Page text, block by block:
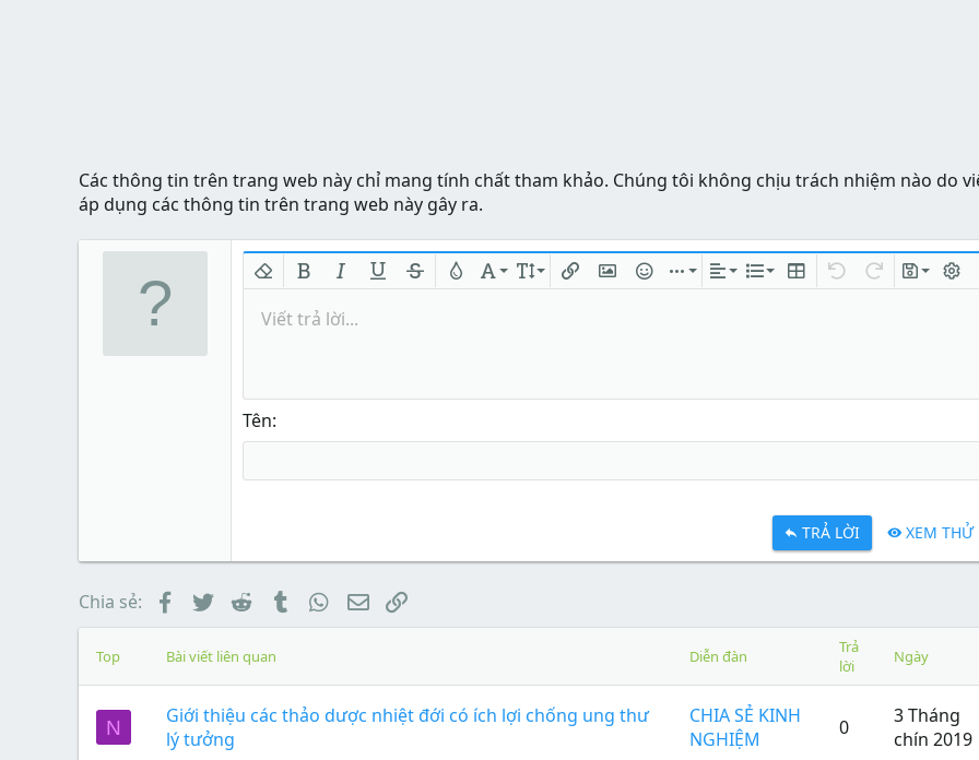
Các thông tin trên trang web này chỉ mang tính chất tham khảo. Chúng tôi không chịu trách nhiệm nào do
áp dụng các thông tin trên trang web này gây ra.
Xóa định dạng
In đậmIn nghiêng
Viết trả lời...
Tên
TRẢ LỜI XEM THỬ
Chia sẻ: Facebook
TwitterReddit TumblrWhatsApp
EmailLink
Top Bài viết liên quan Diễn đàn
Trả
lời
Ngày
N
Giới thiệu các thảo dược nhiệt đới có ích lợi chống ung thư
lý tưởng
CHIA SẺ KINH
NGHIỆM
0
3 Tháng
chín 2019